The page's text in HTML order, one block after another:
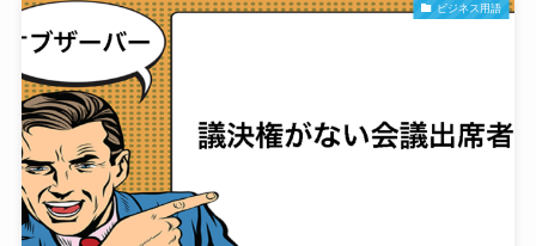
ビジネス用語